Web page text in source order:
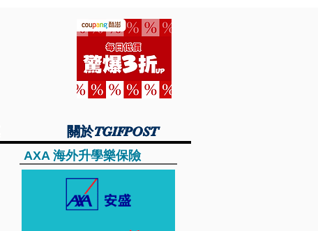
關於TGIFPOST
關於TGIFPOST
AXA 海外升學樂保險